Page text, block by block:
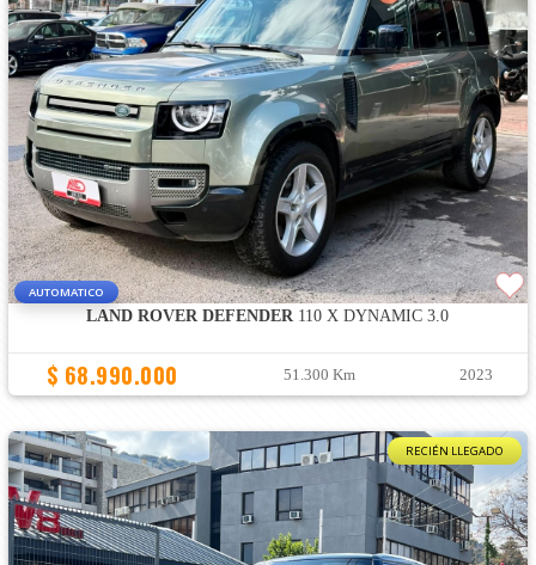
AUTOMATICO
LAND ROVER DEFENDER 110 X DYNAMIC 3.0
$ 68.990.000 51.300 Km 2023
RECIÉN LLEGADO